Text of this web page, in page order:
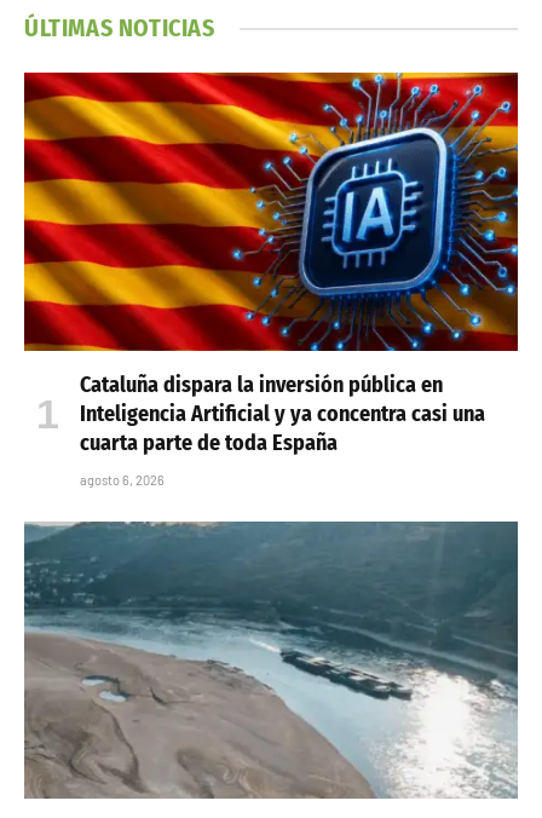
ÚLTIMAS NOTICIAS
Cataluña dispara la inversión pública en
Inteligencia Artificial y ya concentra casi una
cuarta parte de toda España
agosto 6, 2026